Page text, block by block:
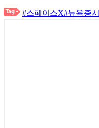
#스페이스X#뉴욕증시